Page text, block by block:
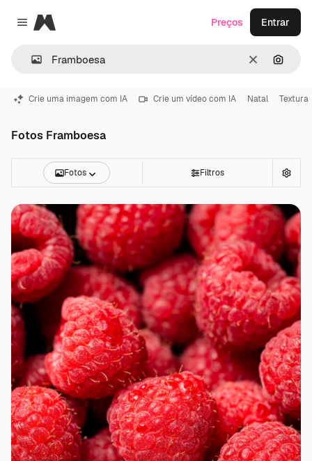
Close menu
Magnific
Limpar
Preços Entrar
Crie uma imagem com IA Crie um vídeo com IA Natal Textura
Fotos Framboesa
Fotos Filtros